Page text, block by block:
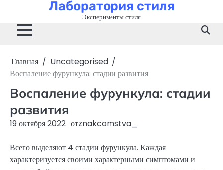
содержимому
Лаборатория стиля
Эксперименты стиля
Главная
Uncategorised
Воспаление фурункула: стадии развития
Воспаление фурункула: стадии
развития
19 октября 2022 отznakcomstva_
Всего выделяют 4 стадии фурункула. Каждая
характеризуется своими характерными симптомами и